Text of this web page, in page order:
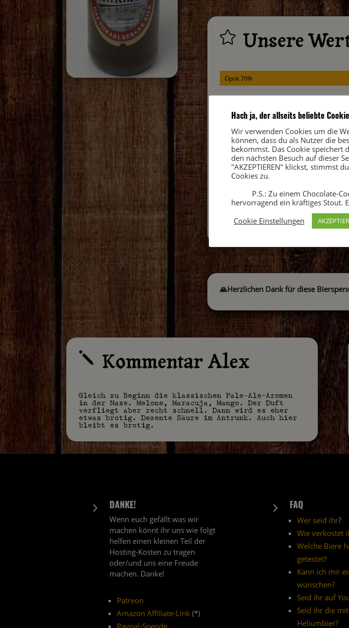
 Unsere
Optik 70%
Geschmack 55%
Abgang 50%
Gesamteindruck 50%
🙏Herzlichen Dank für diese
j Kommentar Alex
Gleich zu Beginn die klassischen Pale-Ale-Aromen
in der Nase. Melone, Maracuja, Mango. Der Duft
verfliegt aber recht schnell. Dann wird es eher
etwas brotig. Dezente Säure im Antrunk. Auch hier
bleibt es brotig.
5 DANKE!
Wenn euch gefällt was wir
machen könnt ihr uns wie folgt
helfen einen kleinen Teil der
Hosting-Kosten zu tragen
oder/und uns eine Freude
machen. Danke!
Patreon
Amazon Affiliate-Link (*)
5 FAQ
Wer seid ihr?
Wie verkostet
Welche Biere
getestet?
Kann ich mir
wünschen?
Seid ihr auf
Seid ihr die
Heliumbier?
Hach ja, der allseits beliebte
Wir verwenden Cookies um die
können, dass du als Nutzer die
bekommst. Das Cookie speichert
den nächsten Besuch auf dieser
"AKZEPTIEREN" klickst, stimmst
Cookies zu.
P.S.: Zu einem Chocolate-
hervorragend ein kräftiges Stout.
Cookie Einstellungen